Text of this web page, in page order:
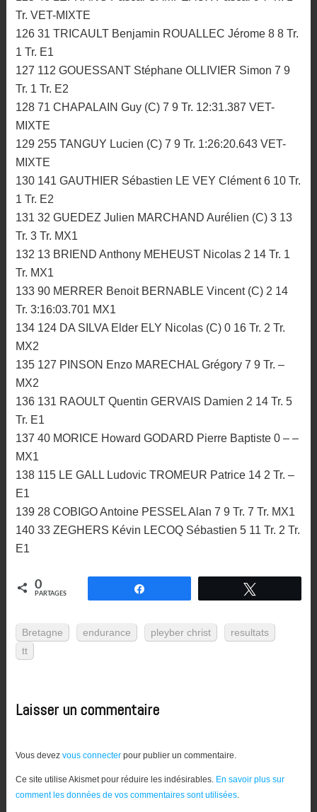
Tr. VET-MIXTE
126 31 TRICAULT Benjamin ROUALLEC Jérome 8 8 Tr.
1 Tr. E1
127 112 GOUESSANT Stéphane OLLIVIER Simon 7 9
Tr. 1 Tr. E2
128 71 CHAPALAIN Guy (C) 7 9 Tr. 12:31.387 VET-
MIXTE
129 255 TANGUY Lucien (C) 7 9 Tr. 1:26:20.643 VET-
MIXTE
130 141 GAUTHIER Sébastien LE VEY Clément 6 10 Tr.
1 Tr. E2
131 32 GUEDEZ Julien MARCHAND Aurélien (C) 3 13
Tr. 3 Tr. MX1
132 13 BRIEND Anthony MEHEUST Nicolas 2 14 Tr. 1
Tr. MX1
133 90 MERRER Benoit BERNABLE Vincent (C) 2 14
Tr. 3:16:03.701 MX1
134 124 DA SILVA Elder ELY Nicolas (C) 0 16 Tr. 2 Tr.
MX2
135 127 PINSON Enzo MARECHAL Grégory 7 9 Tr. –
MX2
136 131 RAOULT Quentin GERVAIS Damien 2 14 Tr. 5
Tr. E1
137 40 MORICE Howard GODARD Pierre Baptiste 0 – –
MX1
138 115 LE GALL Ludovic TROMEUR Patrice 14 2 Tr. –
E1
139 28 COBIGO Antoine PESSEL Alan 7 9 Tr. 7 Tr. MX1
140 33 ZEGHERS Kévin LECOQ Sébastien 5 11 Tr. 2 Tr.
E1
0
PARTAGES
Bretagne endurance pleyber christ
resultats
tt
Laisser un commentaire
Vous devez vous connecterpour publier un commentaire.
Ce site utilise Akismet pour réduire les indésirables. En savoir plus sur
comment les données de vos commentaires sont utilisées.